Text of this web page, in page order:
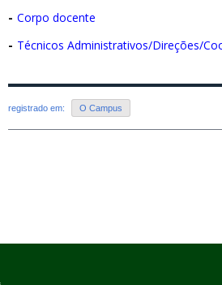
- Corpo docente
- Técnicos Administrativos/Direções/
registrado em: O Campus